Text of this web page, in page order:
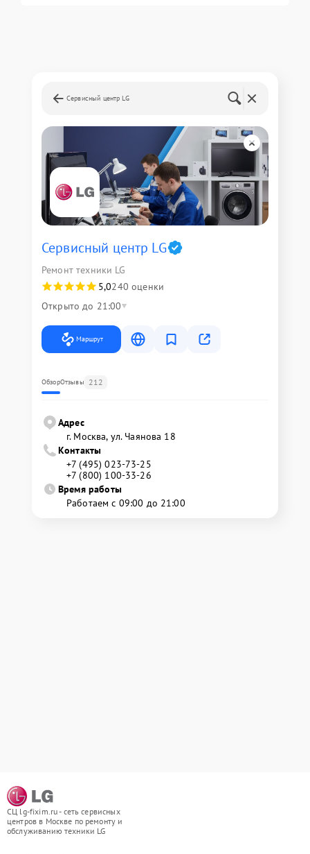
Сервисный центр LG
Сервисный центр LG
Ремонт техники LG
5,0240 оценки
Открыто до 21:00
Маршрут
ОбзорОтзывы 212
Адрес
г. Москва, ул. Чаянова 18
Контакты
+7 (495) 023-73-25
+7 (800) 100-33-26
Время работы
Работаем с 09:00 до 21:00
СЦ lg-fixim.ru - сеть сервисных
центров в Москве по ремонту и
обслуживанию техники LG